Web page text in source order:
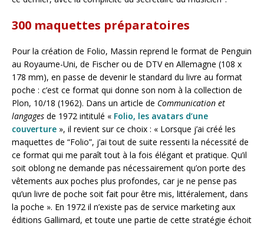
300 maquettes préparatoires
Pour la création de Folio, Massin reprend le format de Penguin
au Royaume-Uni, de Fischer ou de DTV en Allemagne (108 x
178 mm), en passe de devenir le standard du livre au format
poche : c’est ce format qui donne son nom à la collection de
Plon, 10/18 (1962). Dans un article de Communication et
langages de 1972 intitulé « Folio, les avatars d’une
couverture », il revient sur ce choix : « Lorsque j’ai créé les
maquettes de “Folio”, j’ai tout de suite ressenti la nécessité de
ce format qui me paraît tout à la fois élégant et pratique. Qu’il
soit oblong ne demande pas nécessairement qu’on porte des
vêtements aux poches plus profondes, car je ne pense pas
qu’un livre de poche soit fait pour être mis, littéralement, dans
la poche ». En 1972 il n’existe pas de service marketing aux
éditions Gallimard, et toute une partie de cette stratégie échoit